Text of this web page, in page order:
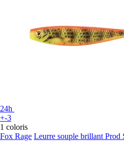
24h
+-3
1 coloris
Fox Rage Leurre souple brillant